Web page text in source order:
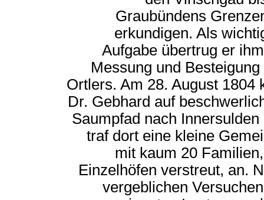
Graubündens
erkundigen. Als
Aufgabe übertrug er
Messung und Besteigung
Ortlers. Am 28. August 1804
Dr. Gebhard auf
Saumpfad nach Innersulden
traf dort eine kleine
mit kaum 20
Einzelhöfen verstreut, an.
vergeblichen